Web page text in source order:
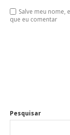
Salve meu nome,
que eu comentar
Pesquisar